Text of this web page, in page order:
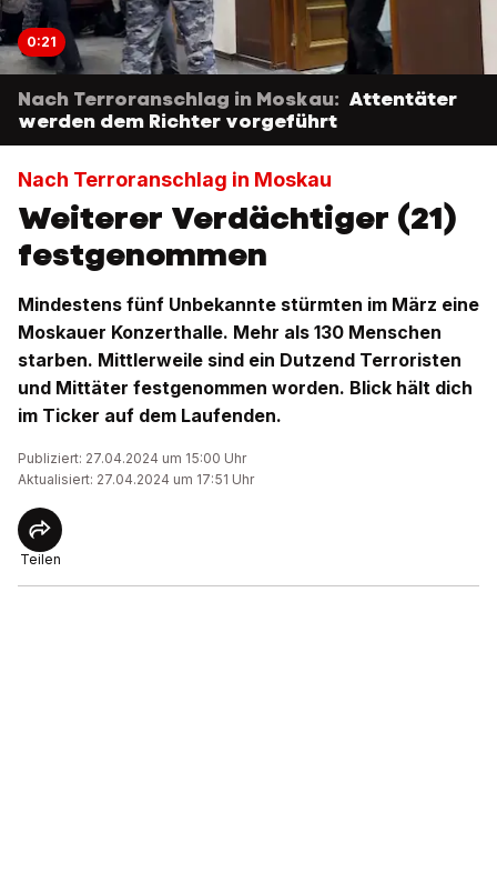
0:21
Nach Terroranschlag in Moskau: Attentäter
werden dem Richter vorgeführt
Nach Terroranschlag in Moskau
Weiterer Verdächtiger (21)
festgenommen
Mindestens fünf Unbekannte stürmten im März eine
Moskauer Konzerthalle. Mehr als 130 Menschen
starben. Mittlerweile sind ein Dutzend Terroristen
und Mittäter festgenommen worden. Blick hält dich
im Ticker auf dem Laufenden.
Publiziert: 27.04.2024 um 15:00 Uhr
Aktualisiert: 27.04.2024 um 17:51 Uhr
Teilen